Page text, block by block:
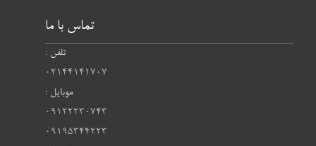
تماس با ما
تلفن :
02144141707
موبایل :
09122230743
09195344223